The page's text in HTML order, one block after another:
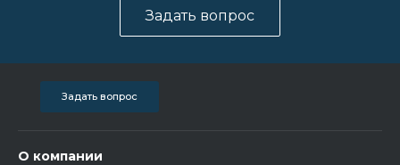
Задать вопрос
Задать вопрос
О компании